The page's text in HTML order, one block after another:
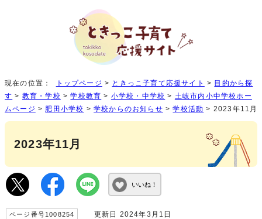
現在の位置： トップページ > ときっこ子育て応援サイト > 目的から探
す > 教育・学校 >学校教育 > 小学校・中学校 > 土岐市内小中学校ホー
ムページ > 肥田小学校 >学校からのお知らせ >学校活動 > 2023年11月
2023年11月
いいね！
ページ番号1008254 更新日 2024年3月1日